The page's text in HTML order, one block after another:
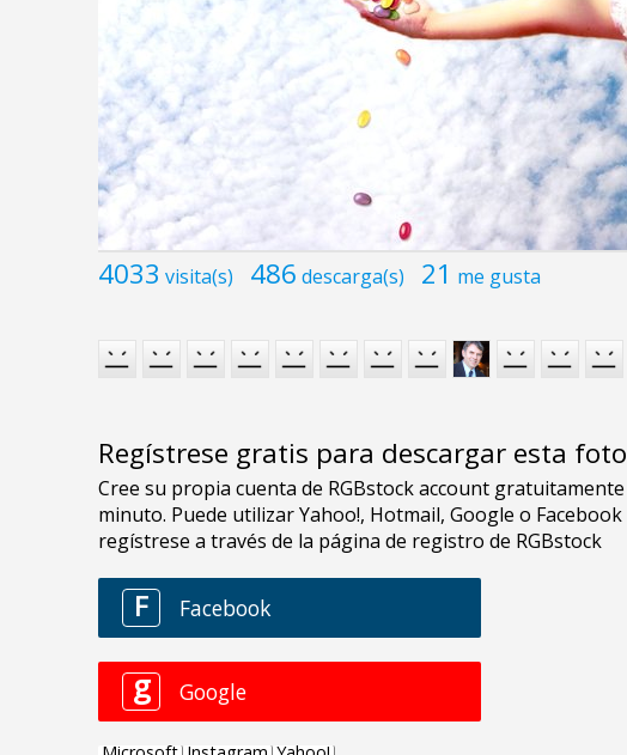
4033 visita(s) 486 descarga(s) 21 me gusta
Regístrese gratis para descargar esta foto